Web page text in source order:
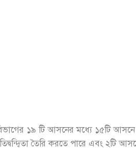
বিভাগের ১৯ টি আসনের মধ্যে ১৫টি
তৈরি করতে পারে এবং ২টি